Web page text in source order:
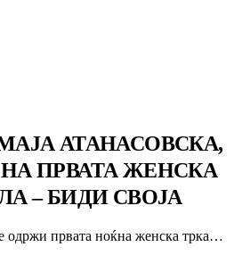
АТАНАСОВСКА,
ПРВАТА ЖЕНСКА
– БИДИ СВОЈА
одржи првата ноќна женска трка…